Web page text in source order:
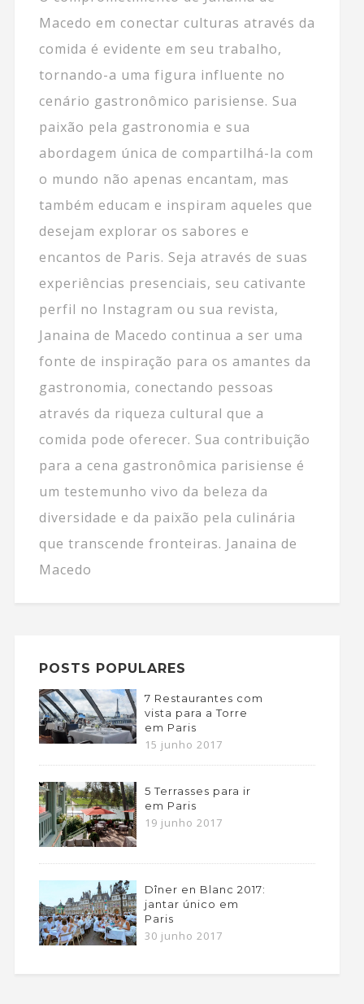
Macedo em conectar culturas através da
comida é evidente em seu trabalho,
tornando-a uma figura influente no
cenário gastronômico parisiense. Sua
paixão pela gastronomia e sua
abordagem única de compartilhá-la com
o mundo não apenas encantam, mas
também educam e inspiram aqueles que
desejam explorar os sabores e
encantos de Paris. Seja através de suas
experiências presenciais, seu cativante
perfil no Instagram ou sua revista,
Janaina de Macedo continua a ser uma
fonte de inspiração para os amantes da
gastronomia, conectando pessoas
através da riqueza cultural que a
comida pode oferecer. Sua contribuição
para a cena gastronômica parisiense é
um testemunho vivo da beleza da
diversidade e da paixão pela culinária
que transcende fronteiras. Janaina de
Macedo
POSTS POPULARES
7 Restaurantes com
vista para a Torre
em Paris
15 junho 2017
5 Terrasses para ir
em Paris
19 junho 2017
Dîner en Blanc 2017:
jantar único em
Paris
30 junho 2017